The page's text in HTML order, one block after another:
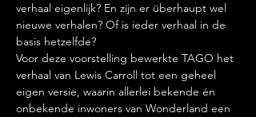
verhaal eigenlijk? En zijn er überhaupt wel
nieuwe verhalen? Of is ieder verhaal in de
basis hetzelfde?
Voor deze voorstelling bewerkte TAGO het
verhaal van Lewis Carroll tot een geheel
eigen versie, waarin allerlei bekende én
onbekende inwoners van Wonderland een